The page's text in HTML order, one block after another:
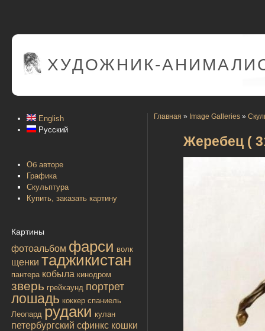
ХУДОЖНИК-
English
Русский
Об авторе
Графика
Скульптура
Купить, заказать картину
Картины
фотоальбом фарси волк
щенки таджикистан
пантера кобыла кинодром
зверь грейхаунд портрет
лошадь коккер спаниель
Леопард рудаки кулан
петербургский сфинкс кошки
Главная » Image Galleries »
Жеребец (